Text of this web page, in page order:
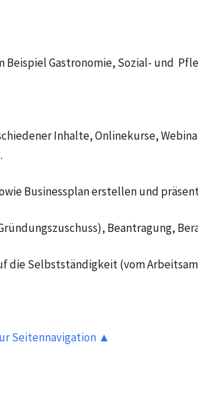
Gastronomie, Sozial- und
Inhalte, Onlinekurse,
Businessplan erstellen und
Beantragung,
die Selbstständigkeit (vom
Seitennavigation ▲